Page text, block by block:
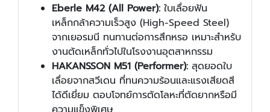
Eberle M42 (All Power): ใบเลื่อยฟัน
เหล็กกล้าความเร็วสูง (High-Speed Steel)
จากเยอรมนี ทนทานต่อการสึกหรอ เหมาะสำหรับ
งานตัดเหล็กทั่วไปในโรงงานอุตสาหกรรม
HAKANSSON M51 (Performer): สุดยอดใบ
เลื่อยจากสวีเดน ที่ทนความร้อนและแรงเสียดสี
ได้ดีเยี่ยม ตอบโจทย์การตัดโลหะที่ตัดยากหรือมี